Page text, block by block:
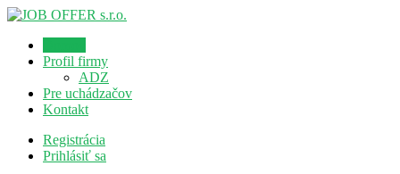
Profil firmy
ADZ
Pre uchádzačov
Kontakt
Registrácia
Prihlásiť sa